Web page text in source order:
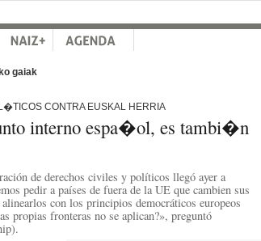
gaiak
CONTRA EUSKAL HERRIA
interno espa�ol, es tambi�n
de derechos civiles y políticos llegó ayer a
pedir a países de fuera de la UE que cambien sus
con los principios democráticos europeos
propias fronteras no se aplican?», preguntó